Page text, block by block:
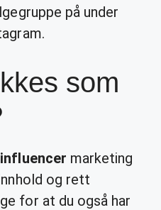
på under
som
influencer marketing
og rett
for at du også har